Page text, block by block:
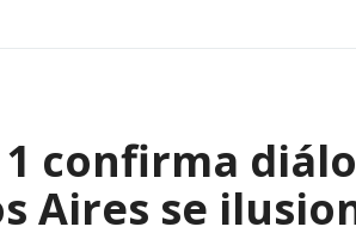
confirma
Aires se